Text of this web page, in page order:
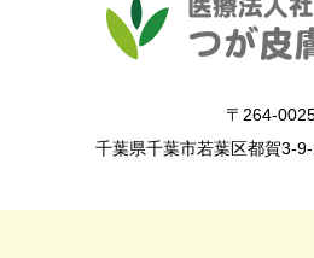
〒264-
千葉県千葉市若葉区都賀3-